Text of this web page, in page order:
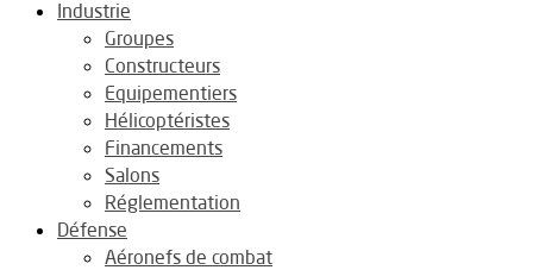
Industrie
Groupes
Constructeurs
Equipementiers
Hélicoptéristes
Financements
Salons
Réglementation
Défense
Aéronefs de combat